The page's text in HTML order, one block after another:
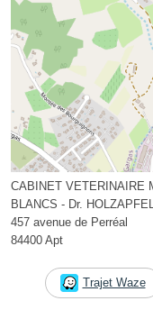
CABINET VETERINAIRE
BLANCS - Dr.
457 avenue de Perréal
84400 Apt
Trajet Waze